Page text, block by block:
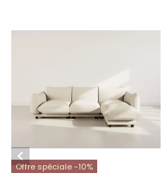
Offre spéciale -10%
